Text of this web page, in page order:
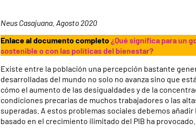
Neus Casajuana. Agosto 2020
Enlace al documento completo¿Qué significa para un
sostenible o con las políticas del bienestar?
Existe entre la población una percepción bastante
desarrolladas del mundo no solo no avanza sino que
cómo el aumento de las desigualdades y de la
condiciones precarias de muchos trabajadores o las
superadas. A estos problemas sociales debemos
basado en el crecimiento ilimitado del PIB ha provocado.